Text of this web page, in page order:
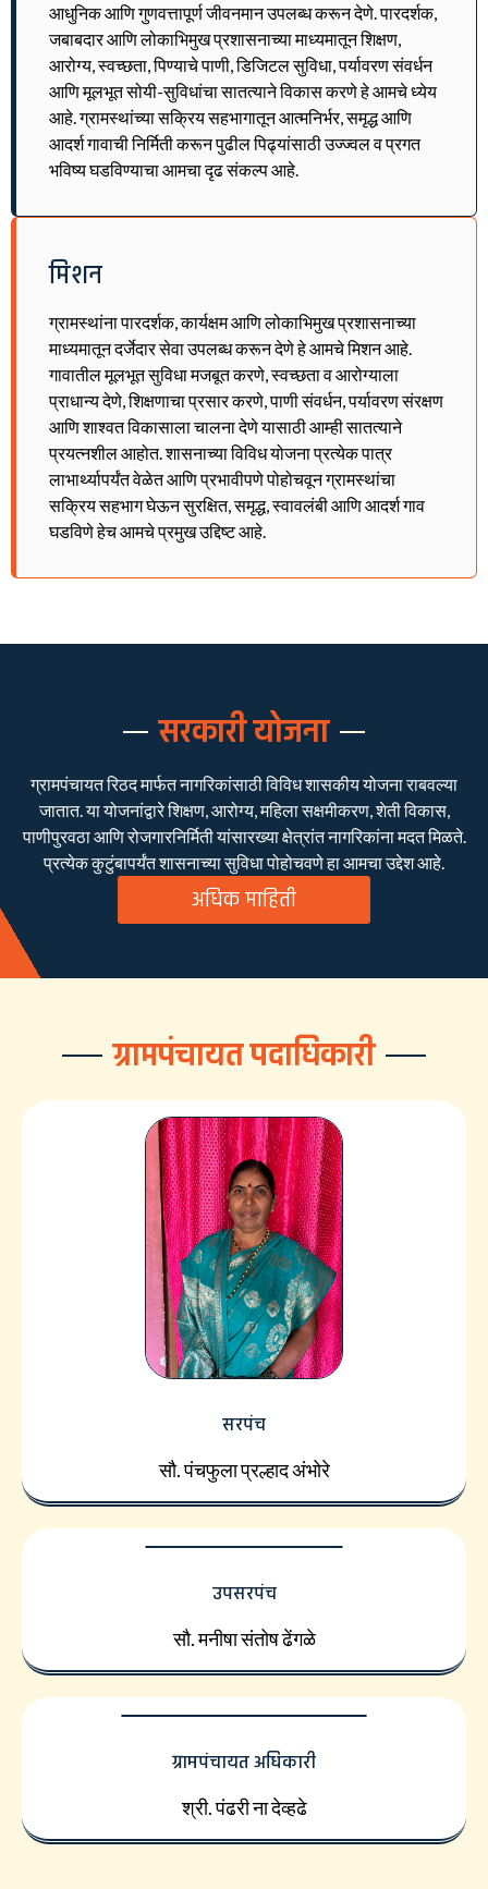
आधुनिक आणि गुणवत्तापूर्ण जीवनमान उपलब्ध करून देणे. पारदर्शक,
जबाबदार आणि लोकाभिमुख प्रशासनाच्या माध्यमातून शिक्षण,
आरोग्य, स्वच्छता, पिण्याचे पाणी, डिजिटल सुविधा, पर्यावरण संवर्धन
आणि मूलभूत सोयी-सुविधांचा सातत्याने विकास करणे हे आमचे ध्येय
आहे. ग्रामस्थांच्या सक्रिय सहभागातून आत्मनिर्भर, समृद्ध आणि
आदर्श गावाची निर्मिती करून पुढील पिढ्यांसाठी उज्ज्वल व प्रगत
भविष्य घडविण्याचा आमचा दृढ संकल्प आहे.
मिशन
ग्रामस्थांना पारदर्शक, कार्यक्षम आणि लोकाभिमुख प्रशासनाच्या
माध्यमातून दर्जेदार सेवा उपलब्ध करून देणे हे आमचे मिशन आहे.
गावातील मूलभूत सुविधा मजबूत करणे, स्वच्छता व आरोग्याला
प्राधान्य देणे, शिक्षणाचा प्रसार करणे, पाणी संवर्धन, पर्यावरण संरक्षण
आणि शाश्वत विकासाला चालना देणे यासाठी आम्ही सातत्याने
प्रयत्नशील आहोत. शासनाच्या विविध योजना प्रत्येक पात्र
लाभार्थ्यापर्यंत वेळेत आणि प्रभावीपणे पोहोचवून ग्रामस्थांचा
सक्रिय सहभाग घेऊन सुरक्षित, समृद्ध, स्वावलंबी आणि आदर्श गाव
घडविणे हेच आमचे प्रमुख उद्दिष्ट आहे.
सरकारी योजना
ग्रामपंचायत रिठद मार्फत नागरिकांसाठी विविध शासकीय योजना राबवल्या
जातात. या योजनांद्वारे शिक्षण, आरोग्य, महिला सक्षमीकरण, शेती विकास,
पाणीपुरवठा आणि रोजगारनिर्मिती यांसारख्या क्षेत्रांत नागरिकांना मदत मिळते.
प्रत्येक कुटुंबापर्यंत शासनाच्या सुविधा पोहोचवणे हा आमचा उद्देश आहे.
अधिक माहिती
ग्रामपंचायत पदाधिकारी
सरपंच
सौ. पंचफुला प्रल्हाद अंभोरे
उपसरपंच
सौ. मनीषा संतोष ढेंगळे
ग्रामपंचायत अधिकारी
श्री. पंढरी ना देव्हढे